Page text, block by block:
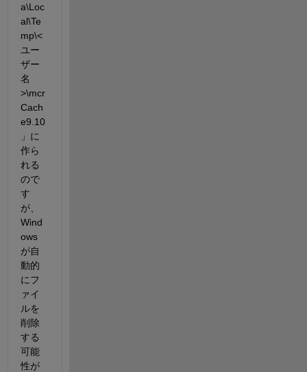
a\Loc
al\Te
mp\<
ユー
ザー
名
>\mcr
Cach
e9.10
」に
作ら
れる
ので
す
が、
Wind
ows
が自
動的
にフ
ァイ
ルを
削除
する
可能
性が